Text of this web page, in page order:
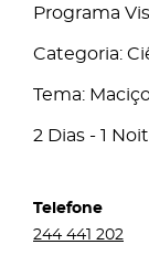
Programa
Categoria:
Tema:
2 Dias - 1
Telefone
244 441 202